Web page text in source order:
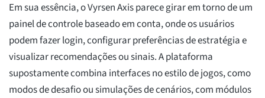
Em sua essência, o Vyrsen Axis parece girar em torno de um
painel de controle baseado em conta, onde os usuários
podem fazer login, configurar preferências de estratégia e
visualizar recomendações ou sinais. A plataforma
supostamente combina interfaces no estilo de jogos, como
modos de desafio ou simulações de cenários, com módulos